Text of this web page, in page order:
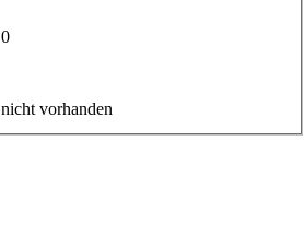
0
nicht vorhanden